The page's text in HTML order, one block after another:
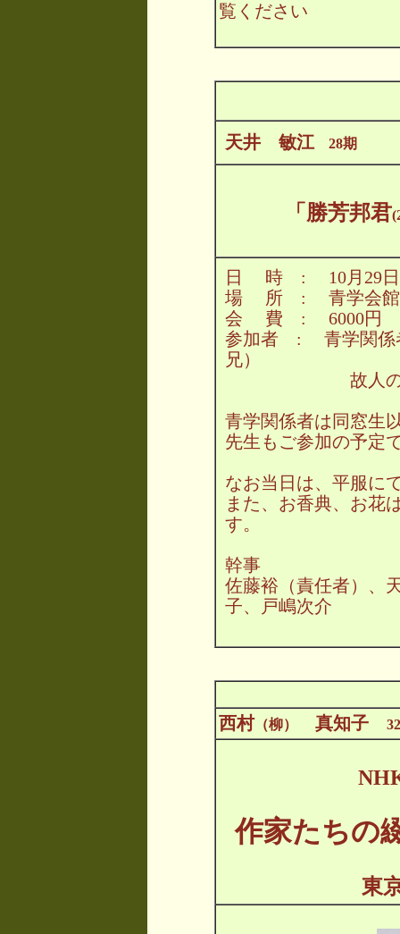
覧ください
天井 敏江28期
「勝芳邦君
日 時 : 10月29日
場 所 : 青学会館ア
会 費 : 6000円
参加者 : 青学関係
兄）
故人の知
青学関係者は同窓生
先生もご参加の予定
なお当日は、平服に
また、お香典、お花
す。
幹事
佐藤裕（責任者）、
子、戸嶋次介
西村（柳） 真知子
作家たちの
東